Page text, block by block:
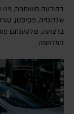
בהודעה משותפת, גינו
אינדונזיה, פקיסטן,
ברצועה, שלטענתם
המלחמה